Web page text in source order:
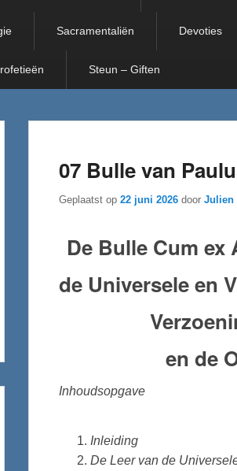
Sacramentaliën Devoties
Steun – Giften
07 Bulle van
Geplaatst op 22 juni 2026 door Julien
De Bulle Cum
de Universele en
en de
Inhoudsopgave
Inleiding
De Leer van de